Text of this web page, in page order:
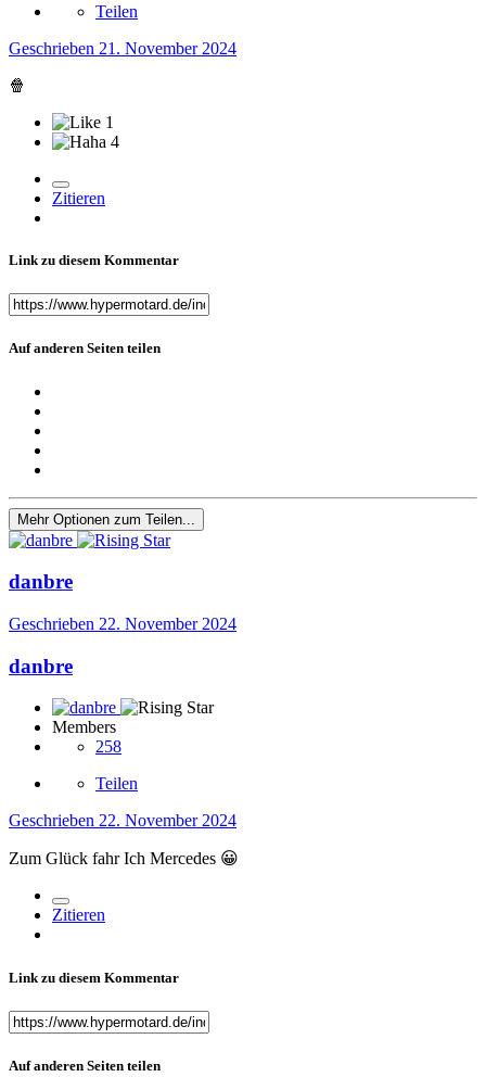
Teilen
Geschrieben 21. November 2024
🍿
1
4
Zitieren
Link zu diesem Kommentar
Auf anderen Seiten teilen
Mehr Optionen zum Teilen...
danbre
Geschrieben 22. November 2024
danbre
Members
258
Teilen
Geschrieben 22. November 2024
Zum Glück fahr Ich Mercedes 😀
Zitieren
Link zu diesem Kommentar
Auf anderen Seiten teilen